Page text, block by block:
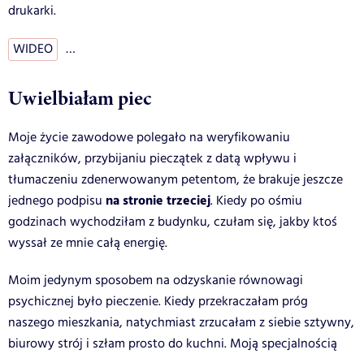
drukarki.
WIDEO …
Uwielbiałam piec
Moje życie zawodowe polegało na weryfikowaniu
załączników, przybijaniu pieczątek z datą wpływu i
tłumaczeniu zdenerwowanym petentom, że brakuje jeszcze
jednego podpisu na stronie trzeciej. Kiedy po ośmiu
godzinach wychodziłam z budynku, czułam się, jakby ktoś
wyssał ze mnie całą energię.
Moim jedynym sposobem na odzyskanie równowagi
psychicznej było pieczenie. Kiedy przekraczałam próg
naszego mieszkania, natychmiast zrzucałam z siebie sztywny,
biurowy strój i szłam prosto do kuchni. Moją specjalnością